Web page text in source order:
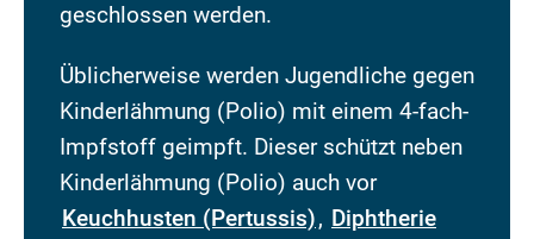
geschlossen werden.
Üblicherweise werden Jugendliche gegen
Kinderlähmung (Polio) mit einem 4-fach-
Impfstoff geimpft. Dieser schützt neben
Kinderlähmung (Polio) auch vor
Keuchhusten (Pertussis), Diphtherie